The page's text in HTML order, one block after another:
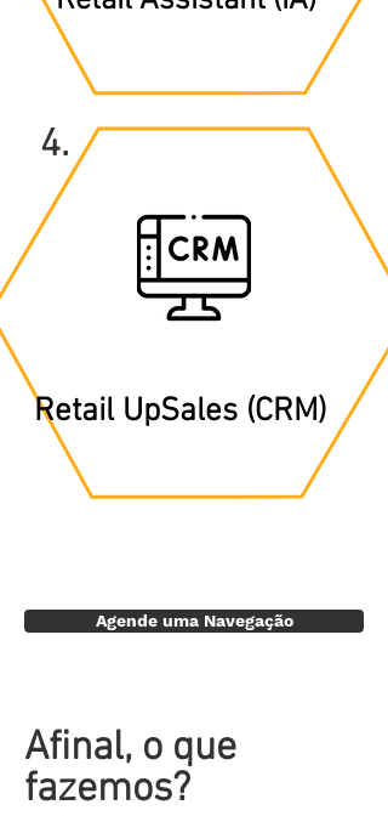
Agende uma Navegação
4.
Retail UpSales (CRM)
Afinal, o que
fazemos?